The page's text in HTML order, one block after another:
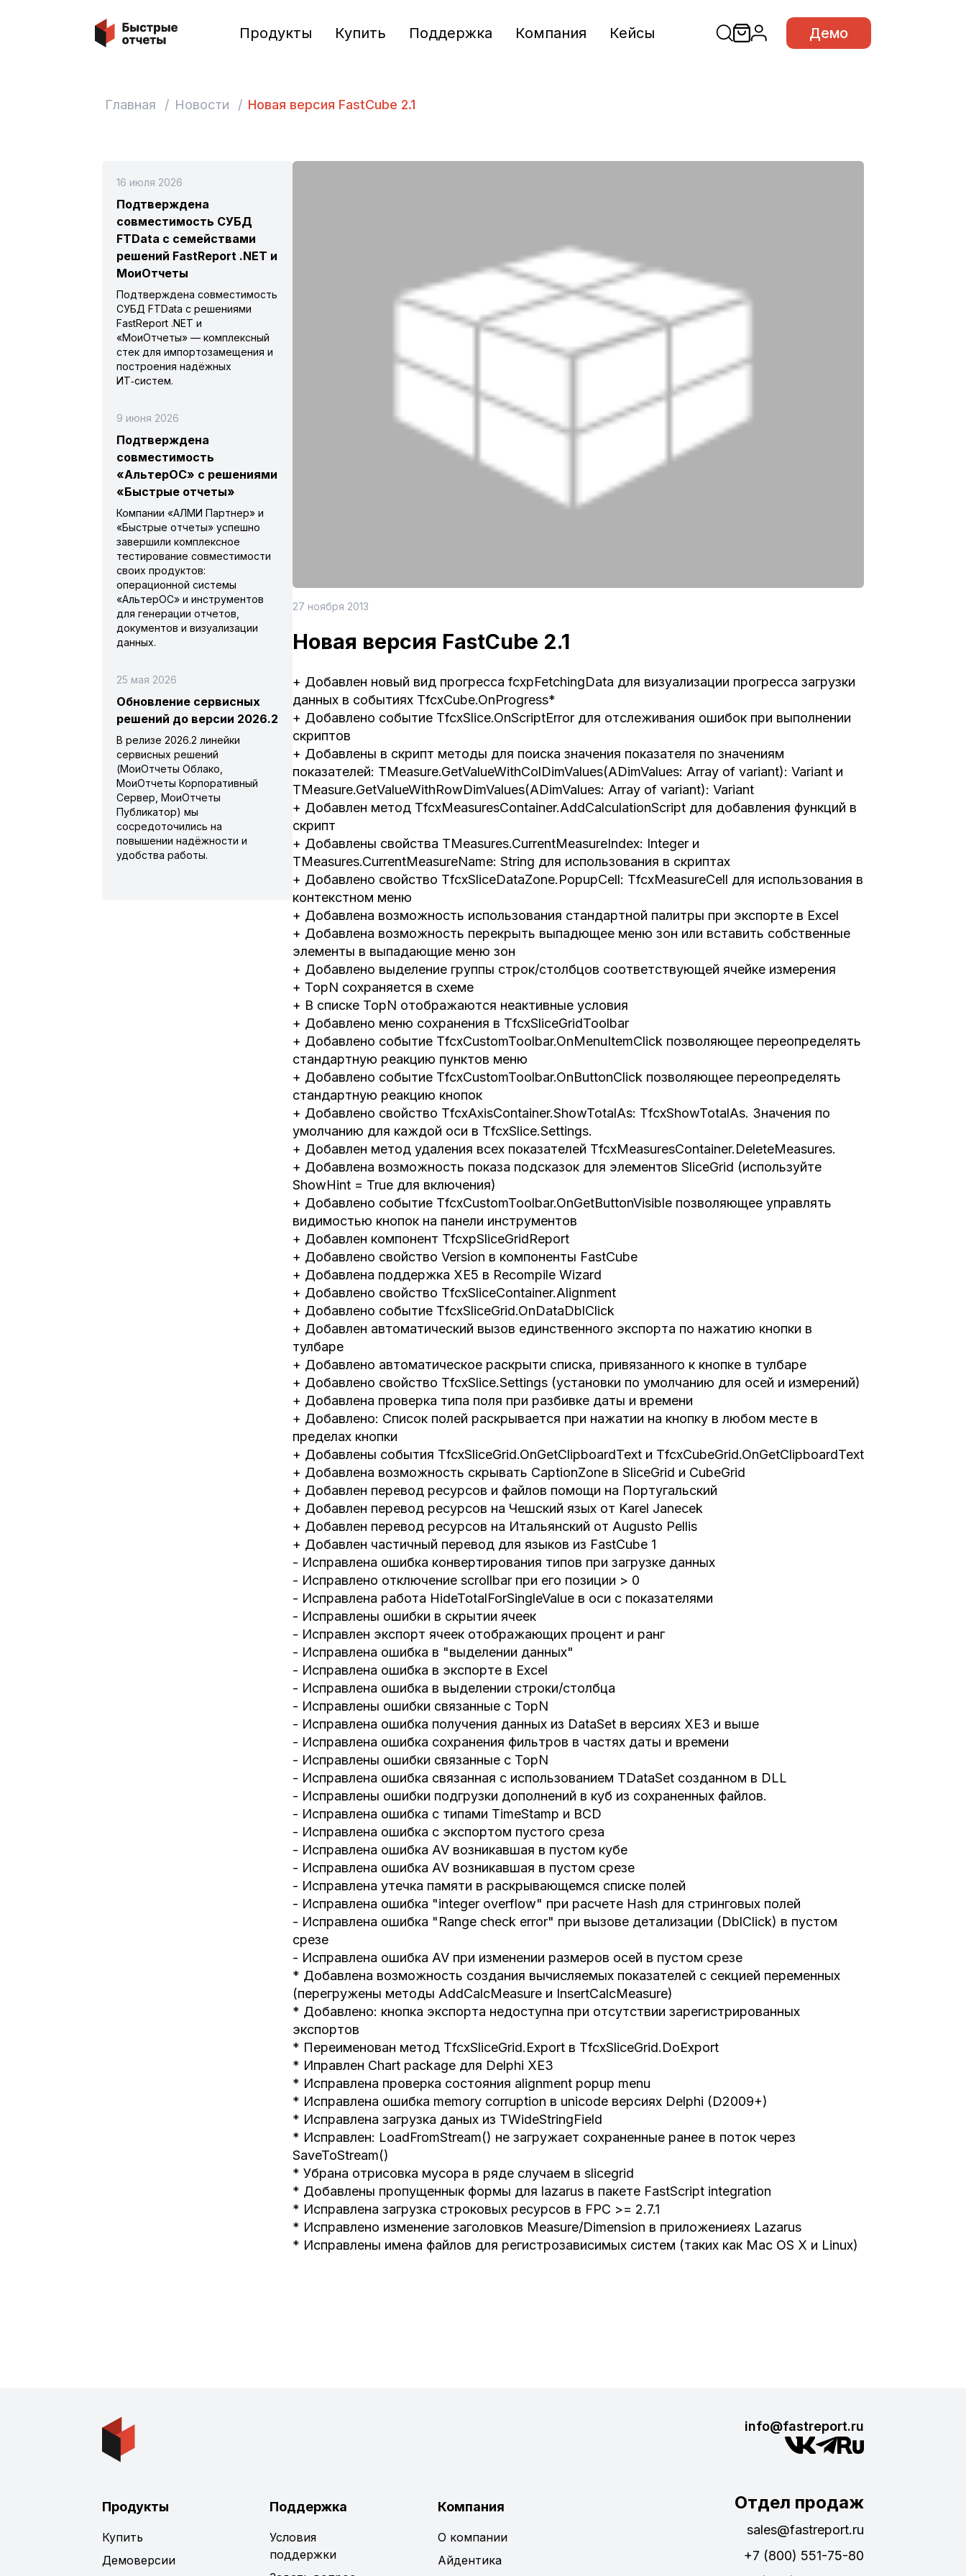
Быстрые отчеты Продукты Купить Поддержка Компания Кейсы Демо
Главная / Новости / Новая версия FastCube 2.1
27 ноября 2013
Новая версия FastCube 2.1
+ Добавлен новый вид прогресса fcxpFetchingData для визуализации прогресса загрузки
данных в событиях TfcxCube.OnProgress*
+ Добавлено событие TfcxSlice.OnScriptError для отслеживания ошибок при выполнении
скриптов
+ Добавлены в скрипт методы для поиска значения показателя по значениям
показателей: TMeasure.GetValueWithColDimValues(ADimValues: Array of variant): Variant и
TMeasure.GetValueWithRowDimValues(ADimValues: Array of variant): Variant
+ Добавлен метод TfcxMeasuresContainer.AddCalculationScript для добавления функций в
скрипт
+ Добавлены свойства TMeasures.CurrentMeasureIndex: Integer и
TMeasures.CurrentMeasureName: String для использования в скриптах
+ Добавлено свойство TfcxSliceDataZone.PopupCell: TfcxMeasureCell для использования в
контекстном меню
+ Добавлена возможность использования стандартной палитры при экспорте в Excel
+ Добавлена возможность перекрыть выпадющее меню зон или вставить собственные
элементы в выпадающие меню зон
+ Добавлено выделение группы строк/столбцов соответствующей ячейке измерения
+ TopN сохраняется в схеме
+ В списке TopN отображаются неактивные условия
+ Добавлено меню сохранения в TfcxSliceGridToolbar
+ Добавлено событие TfcxCustomToolbar.OnMenuItemClick позволяющее переопределять
стандартную реакцию пунктов меню
+ Добавлено событие TfcxCustomToolbar.OnButtonClick позволяющее переопределять
стандартную реакцию кнопок
+ Добавлено свойство TfcxAxisContainer.ShowTotalAs: TfcxShowTotalAs. Значения по
умолчанию для каждой оси в TfcxSlice.Settings.
+ Добавлен метод удаления всех показателей TfcxMeasuresContainer.DeleteMeasures.
+ Добавлена возможность показа подсказок для элементов SliceGrid (используйте
ShowHint = True для включения)
+ Добавлено событие TfcxCustomToolbar.OnGetButtonVisible позволяющее управлять
видимостью кнопок на панели инструментов
+ Добавлен компонент TfcxpSliceGridReport
+ Добавлено свойство Version в компоненты FastCube
+ Добавлена поддержка XE5 в Recompile Wizard
+ Добавлено свойство TfcxSliceContainer.Alignment
+ Добавлено событие TfcxSliceGrid.OnDataDblClick
+ Добавлен автоматический вызов единственного экспорта по нажатию кнопки в
тулбаре
+ Добавлено автоматическое раскрыти списка, привязанного к кнопке в тулбаре
+ Добавлено свойство TfcxSlice.Settings (установки по умолчанию для осей и измерений)
+ Добавлена проверка типа поля при разбивке даты и времени
+ Добавлено: Список полей раскрывается при нажатии на кнопку в любом месте в
пределах кнопки
+ Добавлены события TfcxSliceGrid.OnGetClipboardText и TfcxCubeGrid.OnGetClipboardText
+ Добавлена возможность скрывать CaptionZone в SliceGrid и CubeGrid
+ Добавлен перевод ресурсов и файлов помощи на Португальский
+ Добавлен перевод ресурсов на Чешский язых от Karel Janeсek
+ Добавлен перевод ресурсов на Итальянский от Augusto Pellis
+ Добавлен частичный перевод для языков из FastCube 1
- Исправлена ошибка конвертирования типов при загрузке данных
- Исправлено отключение scrollbar при его позиции > 0
- Исправлена работа HideTotalForSingleValue в оси с показателями
- Исправлены ошибки в скрытии ячеек
- Исправлен экспорт ячеек отображающих процент и ранг
- Исправлена ошибка в "выделении данных"
- Исправлена ошибка в экспорте в Excel
- Исправлена ошибка в выделении строки/столбца
- Исправлены ошибки связанные с TopN
- Исправлена ошибка получения данных из DataSet в версиях XE3 и выше
- Исправлена ошибка сохранения фильтров в частях даты и времени
- Исправлены ошибки связанные с TopN
- Исправлена ошибка связанная с использованием TDataSet созданном в DLL
- Исправлены ошибки подгрузки дополнений в куб из сохраненных файлов.
- Исправлена ошибка с типами TimeStamp и BCD
- Исправлена ошибка с экспортом пустого среза
- Исправлена ошибка AV возникавшая в пустом кубе
- Исправлена ошибка AV возникавшая в пустом срезе
- Исправлена утечка памяти в раскрывающемся списке полей
- Исправлена ошибка "integer overflow" при расчете Hash для стринговых полей
- Исправлена ошибка "Range check error" при вызове детализации (DblClick) в пустом
срезе
- Исправлена ошибка AV при изменении размеров осей в пустом срезе
* Добавлена возможность создания вычисляемых показателей с секцией переменных
(перегружены методы AddCalcMeasure и InsertCalcMeasure)
* Добавлено: кнопка экспорта недоступна при отсутствии зарегистрированных
экспортов
* Переименован метод TfcxSliceGrid.Export в TfcxSliceGrid.DoExport
* Иправлен Chart package для Delphi XE3
* Исправлена проверка состояния alignment popup menu
* Исправлена ошибка memory corruption в unicode версиях Delphi (D2009+)
* Исправлена загрузка даных из TWideStringField
* Исправлен: LoadFromStream() не загружает сохраненные ранее в поток через
SaveToStream()
* Убрана отрисовка мусора в ряде случаем в slicegrid
* Добавлены пропущеннык формы для lazarus в пакете FastScript integration
* Исправлена загрузка строковых ресурсов в FPC >= 2.7.1
* Исправлено изменение заголовков Measure/Dimension в приложениеях Lazarus
* Исправлены имена файлов для регистрозависимых систем (таких как Mac OS X и Linux)
16 июля 2026
Подтверждена
совместимость СУБД
FTData с семействами
решений FastReport .NET и
МоиОтчеты
Подтверждена совместимость
СУБД FTData с решениями
FastReport .NET и
«МоиОтчеты» — комплексный
стек для импортозамещения и
построения надёжных
ИТ‑систем.
9 июня 2026
Подтверждена
совместимость
«АльтерОС» с решениями
«Быстрые отчеты»
Компании «АЛМИ Партнер» и
«Быстрые отчеты» успешно
завершили комплексное
тестирование совместимости
своих продуктов:
операционной системы
«АльтерОС» и инструментов
для генерации отчетов,
документов и визуализации
данных.
25 мая 2026
Обновление сервисных
решений до версии 2026.2
В релизе 2026.2 линейки
сервисных решений
(МоиОтчеты Облако,
МоиОтчеты Корпоративный
Сервер, МоиОтчеты
Публикатор) мы
сосредоточились на
повышении надёжности и
удобства работы.
info@fastreport.ru
Отдел продаж
sales@fastreport.ru
+7 (800) 551-75-80
Продукты
Купить
Демоверсии
Поддержка
Условия
поддержки
Компания
О компании
Айдентика